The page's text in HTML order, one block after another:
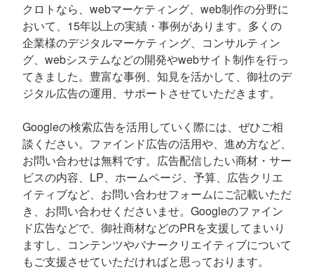
クロトなら、webマーケティング、web制作の分野に
おいて、15年以上の実績・事例があります。多くの
企業様のデジタルマーケティング、コンサルティン
グ、webシステムなどの開発やwebサイト制作を行っ
てきました。豊富な事例、知見を活かして、御社のデ
ジタル広告の運用、サポートさせていただきます。
Googleの検索広告を活用していく際には、ぜひご相
談ください。ファインド広告の活用や、進め方など、
お問い合わせは無料です。広告配信したい商材・サー
ビスの内容、LP、ホームページ、予算、広告クリエ
イティブなど、お問い合わせフォームにご記載いただ
き、お問い合わせくださいませ。Googleのファイン
ド広告などで、御社商材などのPRを支援してまいり
ますし、コンテンツやバナークリエイティブについて
もご支援させていただければと思っております。